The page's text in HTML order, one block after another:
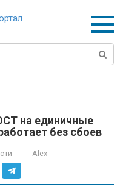
на единичные
без сбоев
Alex